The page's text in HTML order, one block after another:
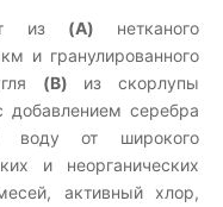
из (A) нетканого
и гранулированного
(B) из скорлупы
добавлением серебра
воду от широкого
и неорганических
активный хлор,